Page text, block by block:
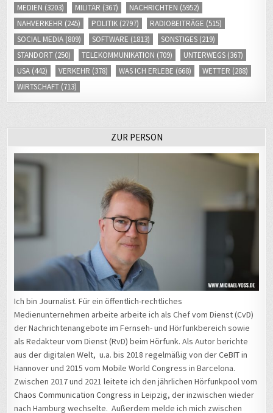
NAHVERKEHR(245) POLITIK (2797) RADIOBEITRÄGE
SOCIAL MEDIA (809) SOFTWARE(1813) SONSTIGES(219)
STANDORT(250) TELEKOMMUNIKATION (709) UNTERWEGS
USA(442) VERKEHR(378) WAS ICH ERLEBE (668) WETTER(288)
WIRTSCHAFT(713)
Ich bin Journalist. Für ein öffentlich-rechtliches
Medienunternehmen arbeite arbeite ich als Chef vom Dienst (CvD)
der Nachrichtenangebote im Fernseh- und Hörfunkbereich sowie
als Redakteur vom Dienst (RvD) beim Hörfunk. Als Autor berichte
aus der digitalen Welt, u.a. bis 2018 regelmäßig von der CeBIT in
Hannover und 2015 vom Mobile World Congress in Barcelona.
Zwischen 2017 und 2021 leitete ich den jährlichen Hörfunkpool vom
Chaos Communication Congressin Leipzig, der inzwischen wieder
nach Hamburg wechselte. Außerdem melde ich mich zwischen
2012 und 2022 regelmäßig von derInternationalen Funkausstellung